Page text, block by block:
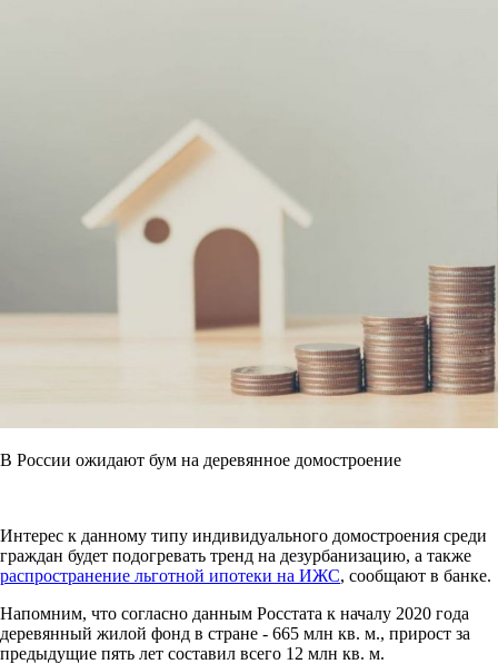
В России ожидают бум на деревянное домостроение
Интерес к данному типу индивидуального домостроения среди
граждан будет подогревать тренд на дезурбанизацию, а также
распространение льготной ипотеки на ИЖС, сообщают в банке.
Напомним, что согласно данным Росстата к началу 2020 года
деревянный жилой фонд в стране - 665 млн кв. м., прирост за
предыдущие пять лет составил всего 12 млн кв. м.